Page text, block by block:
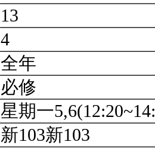
13
4
全年
必修
星期一
新103新103